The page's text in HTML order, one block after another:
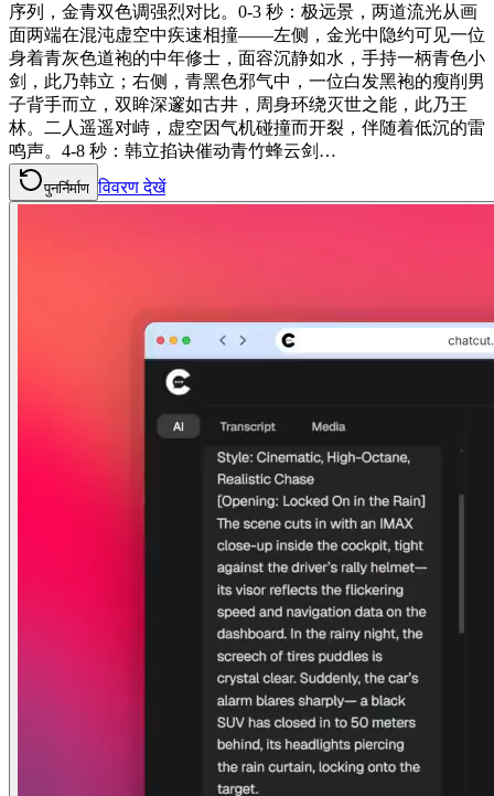
序列，金青双色调强烈对比。0-3 秒：极远景，两道流光从画
面两端在混沌虚空中疾速相撞——左侧，金光中隐约可见一位
身着青灰色道袍的中年修士，面容沉静如水，手持一柄青色小
剑，此乃韩立；右侧，青黑色邪气中，一位白发黑袍的瘦削男
子背手而立，双眸深邃如古井，周身环绕灭世之能，此乃王
林。二人遥遥对峙，虚空因气机碰撞而开裂，伴随着低沉的雷
鸣声。4-8 秒：韩立掐诀催动青竹蜂云剑…
पुनर्निर्माण विवरण देखें